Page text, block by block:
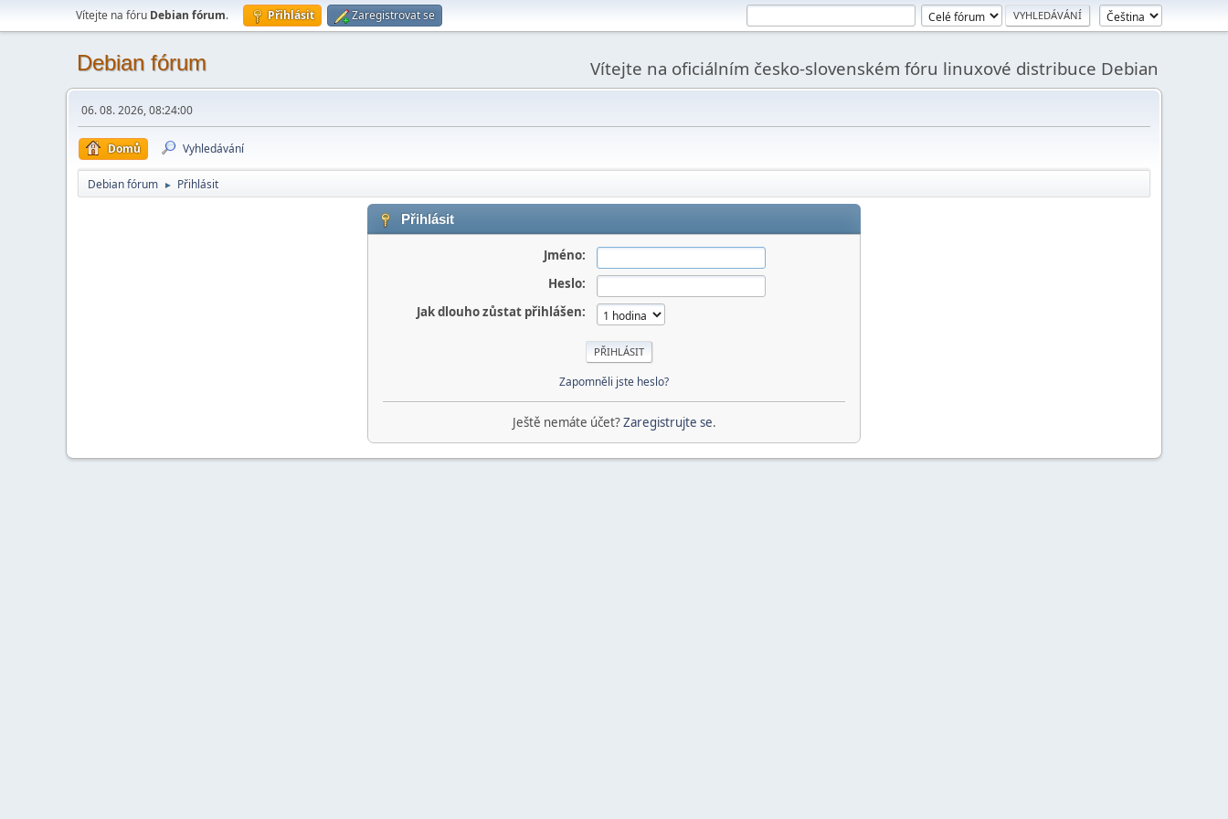
Vítejte na fóru Debian fórum. Přihlásit Zaregistrovat se
Debian fórum Vítejte na oficiálním česko-slovenském fóru linuxové distribuce Debian
06. 08. 2026, 08:24:00
Domů Vyhledávání
Debian fórum ► Přihlásit
Přihlásit
Jméno:
Heslo:
Jak dlouho zůstat přihlášen:
Zapomněli jste heslo?
Ještě nemáte účet?Zaregistrujte se.